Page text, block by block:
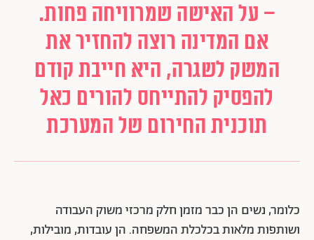
– על האישה שמרוויחה פחות.
אם המדינה רוצה להחזיר את
המשק לשגרה, היא חייבת קודם
להפסיק להתייחס להורים כאל
תוכנית החירום של המערכת
כלומר, נשים הן כבר מזמן חלק מרכזי משוק העבודה
ושותפות מלאות בכלכלת המשפחה. הן עובדות, מובילות,